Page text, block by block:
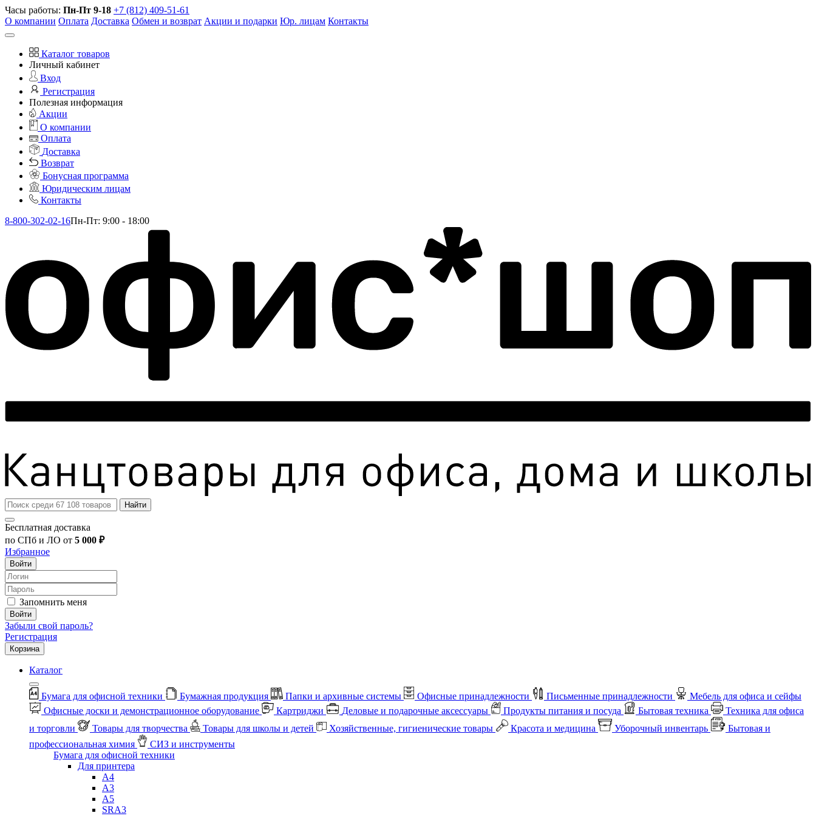
Часы работы: Пн-Пт 9-18 +7 (812) 409-51-61
О компании Оплата Доставка Обмен и возврат Акции и подарки Юр. лицам Контакты
Каталог товаров
Личный кабинет
Вход
Регистрация
Полезная информация
Акции
О компании
Оплата
Доставка
Возврат
Бонусная программа
Юридическим лицам
Контакты
8-800-302-02-16Пн-Пт: 9:00 - 18:00
Найти
Бесплатная доставка
по СПб и ЛО от 5 000 ₽
Избранное
Войти
Запомнить меня
Войти
Забыли свой пароль?
Регистрация
Корзина
Каталог
Бумага для офисной техники Бумажная продукция Папки и архивные системы Офисные принадлежности Письменные принадлежности
Мебель для офиса и сейфы
Офисные доски и демонстрационное оборудование
Картриджи Деловые и подарочные аксессуары Продукты питания и посуда Бытовая техника
Техника для офиса
и торговли
Товары для творчества Товары для школы и детей Хозяйственные, гигиенические товары Красота и медицина Уборочный инвентарь
Бытовая и
профессиональная химия
СИЗ и инструменты
Бумага для офисной техники
Для принтера
А4
А3
А5
SRA3